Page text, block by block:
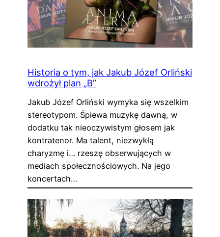
Historia o tym, jak Jakub Józef Orliński
wdrożył plan „B”
Jakub Józef Orliński wymyka się wszelkim
stereotypom. Śpiewa muzykę dawną, w
dodatku tak nieoczywistym głosem jak
kontratenor. Ma talent, niezwykłą
charyzmę i… rzeszę obserwujących w
mediach społecznościowych. Na jego
koncertach…